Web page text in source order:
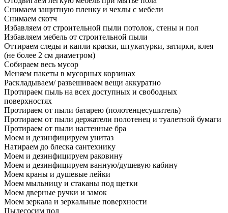
Снимаем защитную пленку и чехлы с мебели
Снимаем скотч
Избавляем от строительной пыли потолок, стены и пол
Избавляем мебель от строительной пыли
Оттираем следы и капли краски, штукатурки, затирки, клея
(не более 2 см диаметром)
Собираем весь мусор
Меняем пакеты в мусорных корзинах
Раскладываем/ развешиваем вещи аккуратно
Протираем пыль на всех доступных и свободных
поверхностях
Протираем от пыли батарею (полотенцесушитель)
Протираем от пыли держатели полотенец и туалетной бумаги
Протираем от пыли настенные бра
Моем и дезинфицируем унитаз
Натираем до блеска сантехнику
Моем и дезинфицируем раковину
Моем и дезинфицируем ванную/душевую кабину
Моем краны и душевые лейки
Моем мыльницу и стаканы под щетки
Моем дверные ручки и замок
Моем зеркала и зеркальные поверхности
Пылесосим пол